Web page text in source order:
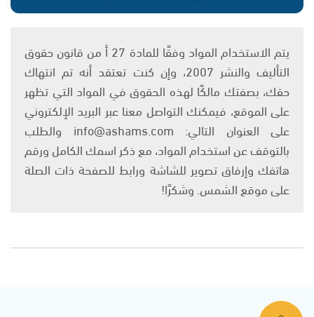
يتم الاستخدام المواد وفقًا للمادة 27 أ من قانون حقوق
التأليف والنشر 2007، وإن كنت تعتقد أنه تم انتهاك
حقك، بصفتك مالكًا لهذه الحقوق في المواد التي تظهر
على الموقع، فيمكنك التواصل معنا عبر البريد الإلكتروني
على العنوان التالي: info@ashams.com والطلب
بالتوقف عن استخدام المواد، مع ذكر اسمك الكامل ورقم
هاتفك وإرفاق تصوير للشاشة ورابط للصفحة ذات الصلة
على موقع الشمس. وشكرًا!